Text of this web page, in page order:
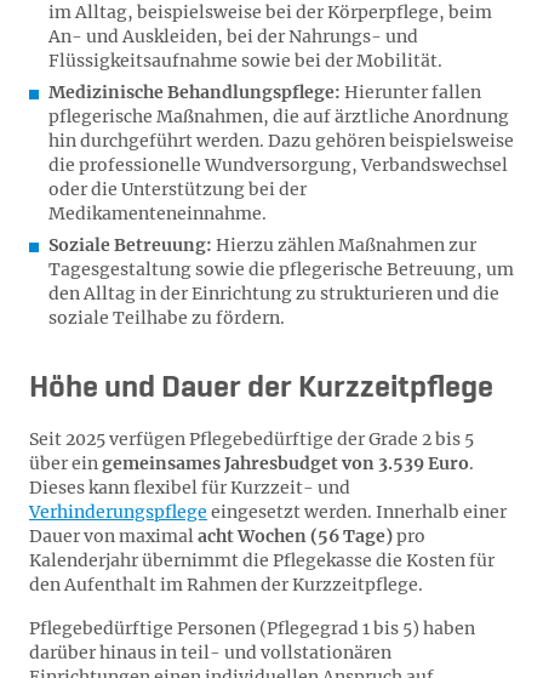
im Alltag, beispielsweise bei der Körperpflege, beim
An- und Auskleiden, bei der Nahrungs- und
Flüssigkeitsaufnahme sowie bei der Mobilität.
Medizinische Behandlungspflege: Hierunter fallen
pflegerische Maßnahmen, die auf ärztliche Anordnung
hin durchgeführt werden. Dazu gehören beispielsweise
die professionelle Wundversorgung, Verbandswechsel
oder die Unterstützung bei der
Medikamenteneinnahme.
Soziale Betreuung: Hierzu zählen Maßnahmen zur
Tagesgestaltung sowie die pflegerische Betreuung, um
den Alltag in der Einrichtung zu strukturieren und die
soziale Teilhabe zu fördern.
Höhe und Dauer der Kurzzeitpflege
Seit 2025 verfügen Pflegebedürftige der Grade 2 bis 5
über eingemeinsames Jahresbudget von 3.539 Euro.
Dieses kann flexibel für Kurzzeit- und
Verhinderungspflege eingesetzt werden. Innerhalb einer
Dauer von maximalacht Wochen (56 Tage)pro
Kalenderjahr übernimmt die Pflegekasse die Kosten für
den Aufenthalt im Rahmen der Kurzzeitpflege.
Pflegebedürftige Personen (Pflegegrad 1 bis 5) haben
darüber hinaus in teil- und vollstationären